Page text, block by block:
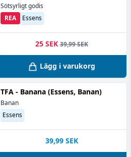
Sötsyrligt godis
Essens
REA
25 SEK 39,99 SEK
Lägg i varukorg
TFA - Banana (Essens, Banan)
Banan
Essens
39,99 SEK